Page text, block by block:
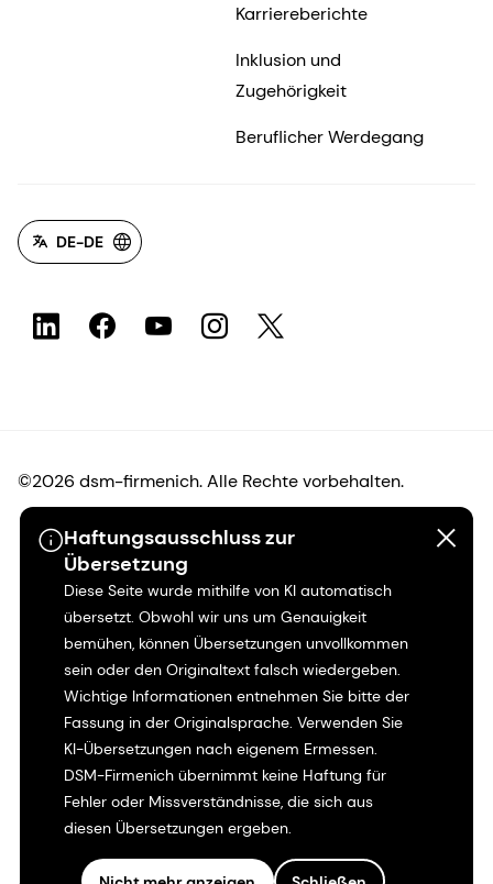
Haftungsausschluss zur
Übersetzung
Diese Seite wurde mithilfe von KI automatisch
übersetzt. Obwohl wir uns um Genauigkeit
bemühen, können Übersetzungen unvollkommen
sein oder den Originaltext falsch wiedergeben.
Wichtige Informationen entnehmen Sie bitte der
Fassung in der Originalsprache. Verwenden Sie
KI-Übersetzungen nach eigenem Ermessen.
DSM-Firmenich übernimmt keine Haftung für
Fehler oder Missverständnisse, die sich aus
diesen Übersetzungen ergeben.
Karriereberichte
Inklusion und
Zugehörigkeit
Beruflicher Werdegang
DE-DE
©2026 dsm-firmenich. Alle Rechte vorbehalten.
Hinweis zum Datenschutz
Bedingungen für die Nutzung
Bedingungen und Konditionen
Kalifornien-Transparenz
Erklärung zur Zugänglichkeit
Rechtliche Informationen